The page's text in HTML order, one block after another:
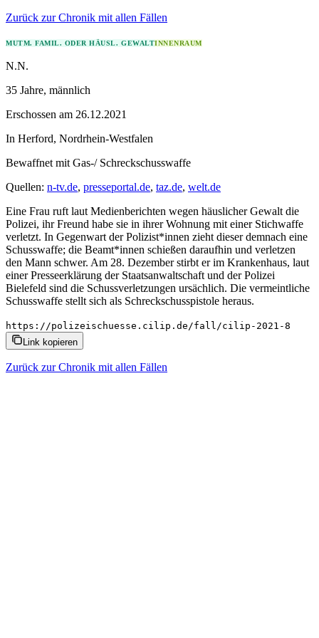
Zurück zur Chronik mit allen Fällen
MUTM. FAMIL. ODER HÄUSL. GEWALTINNENRAUM
N.N.
35 Jahre, männlich
Erschossen am 26.12.2021
In Herford, Nordrhein-Westfalen
Bewaffnet mit Gas-/ Schreckschusswaffe
Quellen: n-tv.de, presseportal.de, taz.de, welt.de
Eine Frau ruft laut Medienberichten wegen häuslicher Gewalt die
Polizei, ihr Freund habe sie in ihrer Wohnung mit einer Stichwaffe
verletzt. In Gegenwart der Polizist*innen zieht dieser demnach eine
Schusswaffe; die Beamt*innen schießen daraufhin und verletzen
den Mann schwer. Am 28. Dezember stirbt er im Krankenhaus, laut
einer Presseerklärung der Staatsanwaltschaft und der Polizei
Bielefeld sind die Schussverletzungen ursächlich. Die vermeintliche
Schusswaffe stellt sich als Schreckschusspistole heraus.
https://polizeischuesse.cilip.de/fall/cilip-2021-8
Link kopieren
Zurück zur Chronik mit allen Fällen